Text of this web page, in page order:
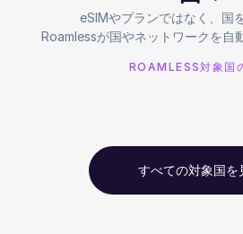
eSIMやプランではなく、国
Roamlessが国やネットワークを自
ROAMLESS対象国
すべての対象国を